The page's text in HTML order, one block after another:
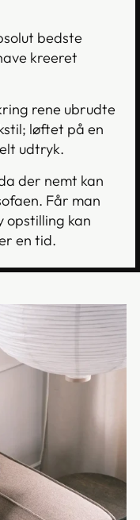
bedste
kreeret
rene ubrudte
løftet på en
udtryk.
der nemt kan
Får man
opstilling kan
en tid.